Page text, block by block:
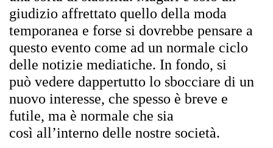
giudizio affrettato quello della moda
temporanea e forse si dovrebbe pensare a
questo evento come ad un normale ciclo
delle notizie mediatiche. In fondo, si
può vedere dappertutto lo sbocciare di un
nuovo interesse, che spesso è breve e
futile, ma è normale che sia
così all’interno delle nostre società.